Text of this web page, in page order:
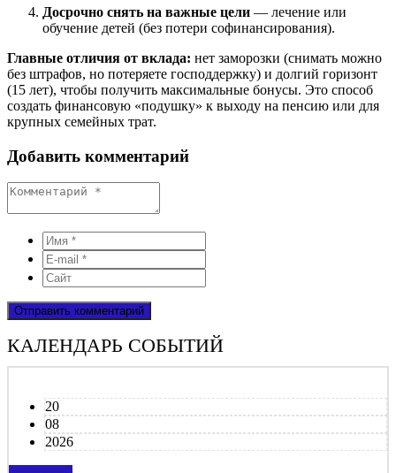
Досрочно снять на важные цели — лечение или
обучение детей (без потери софинансирования).
Главные отличия от вклада: нет заморозки (снимать можно
без штрафов, но потеряете господдержку) и долгий горизонт
(15 лет), чтобы получить максимальные бонусы. Это способ
создать финансовую «подушку» к выходу на пенсию или для
крупных семейных трат.
Добавить комментарий
КАЛЕНДАРЬ СОБЫТИЙ
20
08
2026